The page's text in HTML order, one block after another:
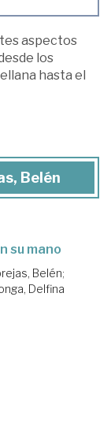
aspectos
los
hasta el
Belén
su mano
Belén;
Delfina